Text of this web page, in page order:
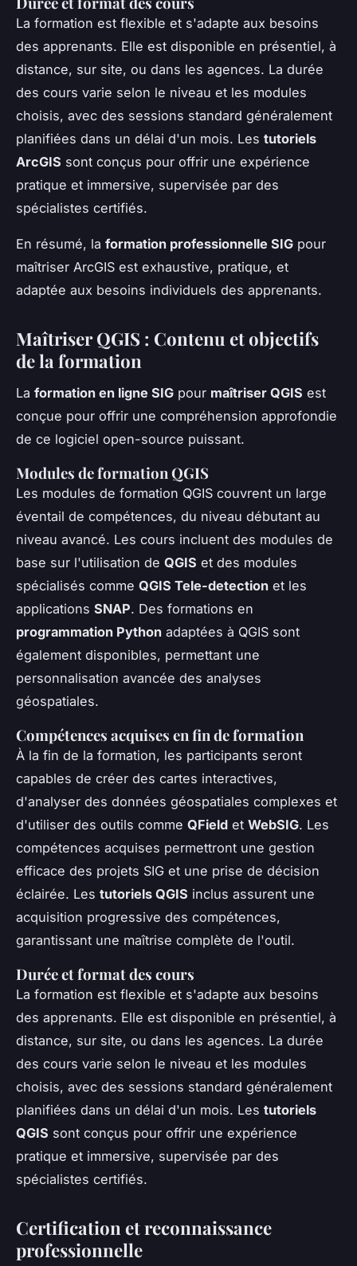
La formation est flexible et s'adapte aux besoins
des apprenants. Elle est disponible en présentiel, à
distance, sur site, ou dans les agences. La durée
des cours varie selon le niveau et les modules
choisis, avec des sessions standard généralement
planifiées dans un délai d'un mois. Les tutoriels
ArcGIS sont conçus pour offrir une expérience
pratique et immersive, supervisée par des
spécialistes certifiés.
En résumé, la formation professionnelle SIG pour
maîtriser ArcGIS est exhaustive, pratique, et
adaptée aux besoins individuels des apprenants.
Maîtriser QGIS : Contenu et objectifs
de la formation
La formation en ligne SIG pour maîtriser QGIS est
conçue pour offrir une compréhension approfondie
de ce logiciel open-source puissant.
Modules de formation QGIS
Les modules de formation QGIS couvrent un large
éventail de compétences, du niveau débutant au
niveau avancé. Les cours incluent des modules de
base sur l'utilisation de QGIS et des modules
spécialisés comme QGIS Tele-detection et les
applications SNAP. Des formations en
programmation Python adaptées à QGIS sont
également disponibles, permettant une
personnalisation avancée des analyses
géospatiales.
Compétences acquises en fin de formation
À la fin de la formation, les participants seront
capables de créer des cartes interactives,
d'analyser des données géospatiales complexes et
d'utiliser des outils comme QField et WebSIG. Les
compétences acquises permettront une gestion
efficace des projets SIG et une prise de décision
éclairée. Les tutoriels QGIS inclus assurent une
acquisition progressive des compétences,
garantissant une maîtrise complète de l'outil.
Durée et format des cours
La formation est flexible et s'adapte aux besoins
des apprenants. Elle est disponible en présentiel, à
distance, sur site, ou dans les agences. La durée
des cours varie selon le niveau et les modules
choisis, avec des sessions standard généralement
planifiées dans un délai d'un mois. Les tutoriels
QGIS sont conçus pour offrir une expérience
pratique et immersive, supervisée par des
spécialistes certifiés.
Certification et reconnaissance
professionnelle